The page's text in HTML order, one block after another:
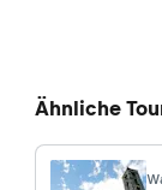
Ähnliche